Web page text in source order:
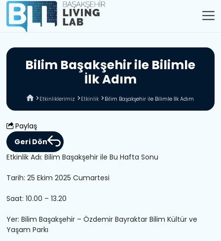
Bilim Başakşehirile Bilimle
İlkAdım
Etkinliklerimiz Etkinlik Bilim Başakşehir ile Bilimle İlk Adım
Paylaş
Geri Dön
Etkinlik Adı: Bilim Başakşehir ile Bu Hafta Sonu
Tarih:25 Ekim 2025 Cumartesi
Saat: 10.00 – 13.20
Yer: Bilim Başakşehir – Özdemir Bayraktar Bilim Kültür ve
Yaşam Parkı